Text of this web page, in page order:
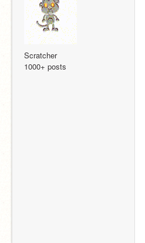
Scratcher
1000+ posts